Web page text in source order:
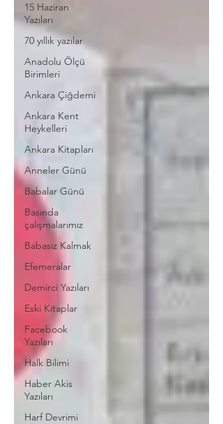
15 Haziran
Yazıları
70 yıllık yazılar
Anadolu Ölçü
Birimleri
Ankara Çiğdemi
Ankara Kent
Heykelleri
Ankara Kitapları
Anneler Günü
Babalar Günü
Basında
çalışmalarımız
Babasız Kalmak
Efemeralar
Demirci Yazıları
Eski Kitaplar
Facebook
Yazıları
Halk Bilimi
Haber Akis
Yazıları
Harf Devrimi